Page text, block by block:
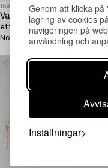
Genom att klicka på
lagring av cookies
navigeringen på
användning och
Inställningar
1593103
Vaser,
ett par, modell 029, tenn, Art
Nouveau, Liberty & Co, Tudric,
England, 1900-talets början.